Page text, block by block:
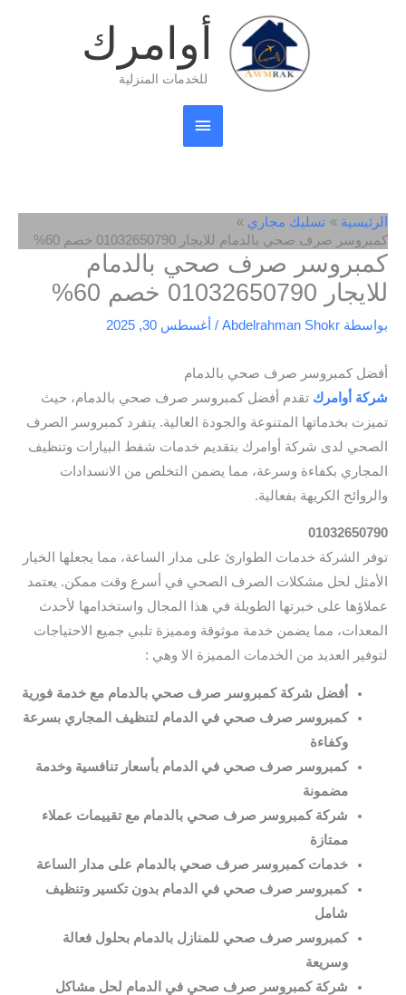
أوامرك
للخدمات المنزلية
القائمة
الرئيسية
الرئيسية
تسليك مجاري
كمبروسر صرف صحي بالدمام للايجار 01032650790 خصم 60%
كمبروسر صرف صحي بالدمام
للايجار 01032650790 خصم 60%
بواسطة Abdelrahman Shokr
/ أغسطس 30, 2025
أفضل كمبروسر صرف صحي بالدمام
شركة أوامرك تقدم أفضل كمبروسر صرف صحي بالدمام، حيث
تميزت بخدماتها المتنوعة والجودة العالية. يتفرد كمبروسر الصرف
الصحي لدى شركة أوامرك بتقديم خدمات شفط البيارات وتنظيف
المجاري بكفاءة وسرعة، مما يضمن التخلص من الانسدادات
والروائح الكريهة بفعالية.
01032650790
توفر الشركة خدمات الطوارئ على مدار الساعة، مما يجعلها الخيار
الأمثل لحل مشكلات الصرف الصحي في أسرع وقت ممكن. يعتمد
عملاؤها على خبرتها الطويلة في هذا المجال واستخدامها لأحدث
المعدات، مما يضمن خدمة موثوقة ومميزة تلبي جميع الاحتياجات
لتوفير العديد من الخدمات المميزة الا وهي :
أفضل شركة كمبروسر صرف صحي بالدمام مع خدمة فورية
كمبروسر صرف صحي في الدمام لتنظيف المجاري بسرعة
وكفاءة
كمبروسر صرف صحي في الدمام بأسعار تنافسية وخدمة
مضمونة
شركة كمبروسر صرف صحي بالدمام مع تقييمات عملاء
ممتازة
خدمات كمبروسر صرف صحي بالدمام على مدار الساعة
كمبروسر صرف صحي في الدمام بدون تكسير وتنظيف
شامل
كمبروسر صرف صحي للمنازل بالدمام بحلول فعالة
وسريعة
شركة كمبروسر صرف صحي في الدمام لحل مشاكل